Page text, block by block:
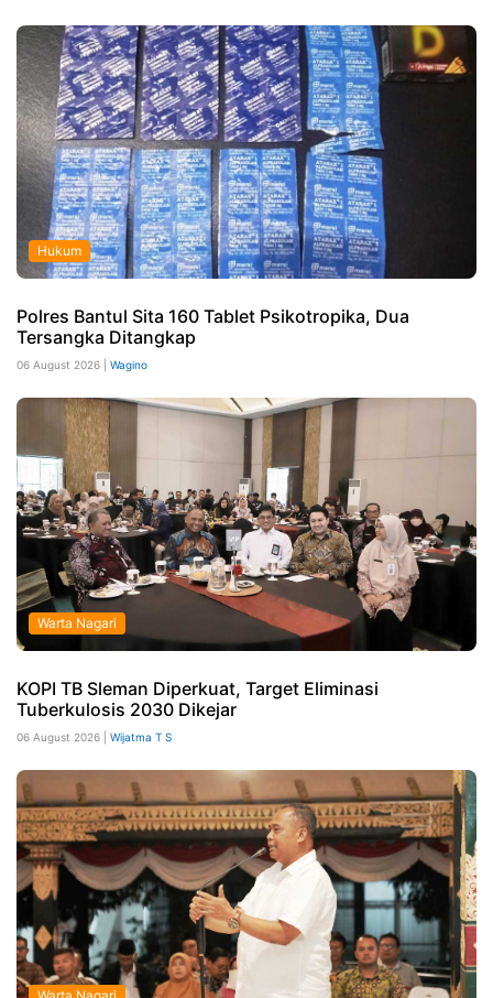
Hukum
Polres Bantul Sita 160 Tablet Psikotropika, Dua
Tersangka Ditangkap
06 August 2026 | Wagino
Warta Nagari
KOPI TB Sleman Diperkuat, Target Eliminasi
Tuberkulosis 2030 Dikejar
06 August 2026 | Wijatma T S